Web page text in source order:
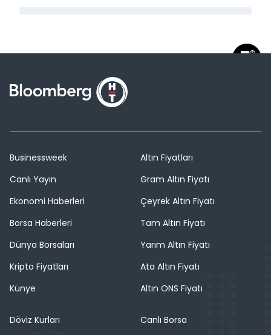
Businessweek
Canlı Yayın
Ekonomi Haberleri
Borsa Haberleri
Dünya Borsaları
Kripto Fiyatları
Künye
Altın Fiyatları
Gram Altın Fiyatı
Çeyrek Altın Fiyatı
Tam Altın Fiyatı
Yarım Altın Fiyatı
Ata Altın Fiyatı
Altın ONS Fiyatı
Döviz Kurları
Canlı Borsa